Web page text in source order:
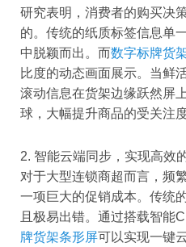
研究表明，消费者的购买决
的。传统的纸质标签信息单
中脱颖而出。而数字标牌货
比度的动态画面展示。当鲜
滚动信息在货架边缘跃然屏
球，大幅提升商品的受关注
2. 智能云端同步，实现高效
对于大型连锁商超而言，频
一项巨大的促销成本。传统
且极易出错。通过搭载智能
牌货架条形屏可以实现一键